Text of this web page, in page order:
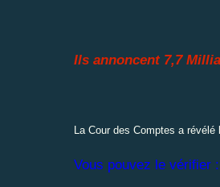
Ils annoncent 7,7
La Cour des Comptes a
Vous pouvez le vérifier :